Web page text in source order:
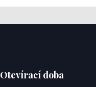
Otevírací doba